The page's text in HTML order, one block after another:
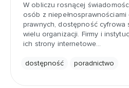
W obliczu rosnącej
osób z
prawnych, dostępność cyfrowa
wielu organizacji. Firmy i
ich strony internetowe…
dostępność poradnictwo